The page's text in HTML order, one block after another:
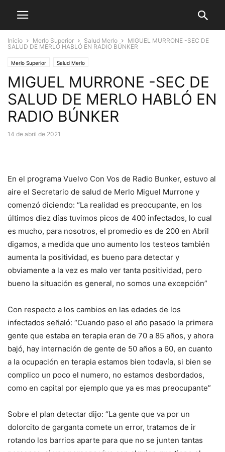
Inicio Merlo Superior Salud Merlo
MIGUEL MURRONE -SEC DE
SALUD DE MERLO HABLÓ EN RADIO BÚNKER
Merlo Superior Salud Merlo
MIGUEL MURRONE -SEC DE
SALUD DE MERLO HABLÓ EN
RADIO BÚNKER
14 de abril de 2021
En el programa Vuelvo Con Vos de Radio Bunker, estuvo al
aire el Secretario de salud de Merlo Miguel Murrone y
comenzó diciendo: “La realidad es preocupante, en los
últimos diez días tuvimos picos de 400 infectados, lo cual
es mucho, para nosotros, el promedio es de 200 en Abril
digamos, a medida que uno aumento los testeos también
aumenta la positividad, es bueno para detectar y
obviamente a la vez es malo ver tanta positividad, pero
bueno la situación es general, no somos una excepción”
Con respecto a los cambios en las edades de los
infectados señaló: “Cuando paso el año pasado la primera
gente que estaba en terapia eran de 70 a 85 años, y ahora
bajó, hay internación de gente de 50 años a 60, en cuanto
a la ocupación en terapia estamos bien todavía, si bien se
complico un poco el numero, no estamos desbordados,
como en capital por ejemplo que ya es mas preocupante”
Sobre el plan detectar dijo: “La gente que va por un
dolorcito de garganta comete un error, tratamos de ir
rotando los barrios aparte para que no se junten tantas